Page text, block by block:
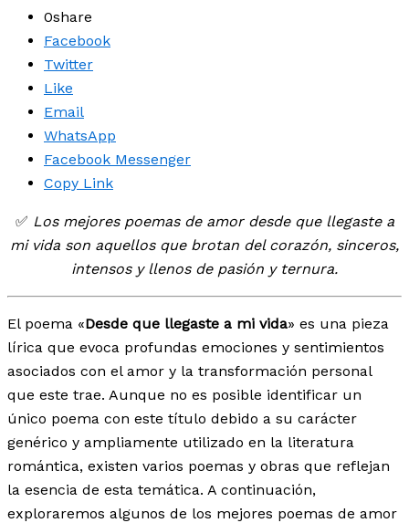
0share
Facebook
Twitter
Like
Email
WhatsApp
Facebook Messenger
Copy Link
✅ Los mejores poemas de amor desde que llegaste a
mi vida son aquellos que brotan del corazón, sinceros,
intensos y llenos de pasión y ternura.
El poema «Desde que llegaste a mi vida» es una pieza
lírica que evoca profundas emociones y sentimientos
asociados con el amor y la transformación personal
que este trae. Aunque no es posible identificar un
único poema con este título debido a su carácter
genérico y ampliamente utilizado en la literatura
romántica, existen varios poemas y obras que reflejan
la esencia de esta temática. A continuación,
exploraremos algunos de los mejores poemas de amor